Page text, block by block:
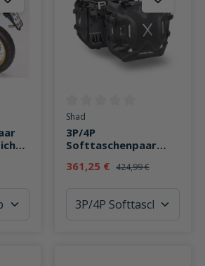
von 5 von 5 Sternen
Durchschnittliche Bewertung
Shad
3P/4P
Softtaschenpaar
wasserdicht
361,25 € 424,99 €